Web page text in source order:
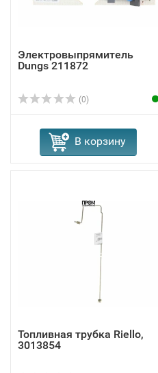
Электровыпрямитель
Dungs 211872
(0)
В корзину
Топливная трубка Riello,
3013854